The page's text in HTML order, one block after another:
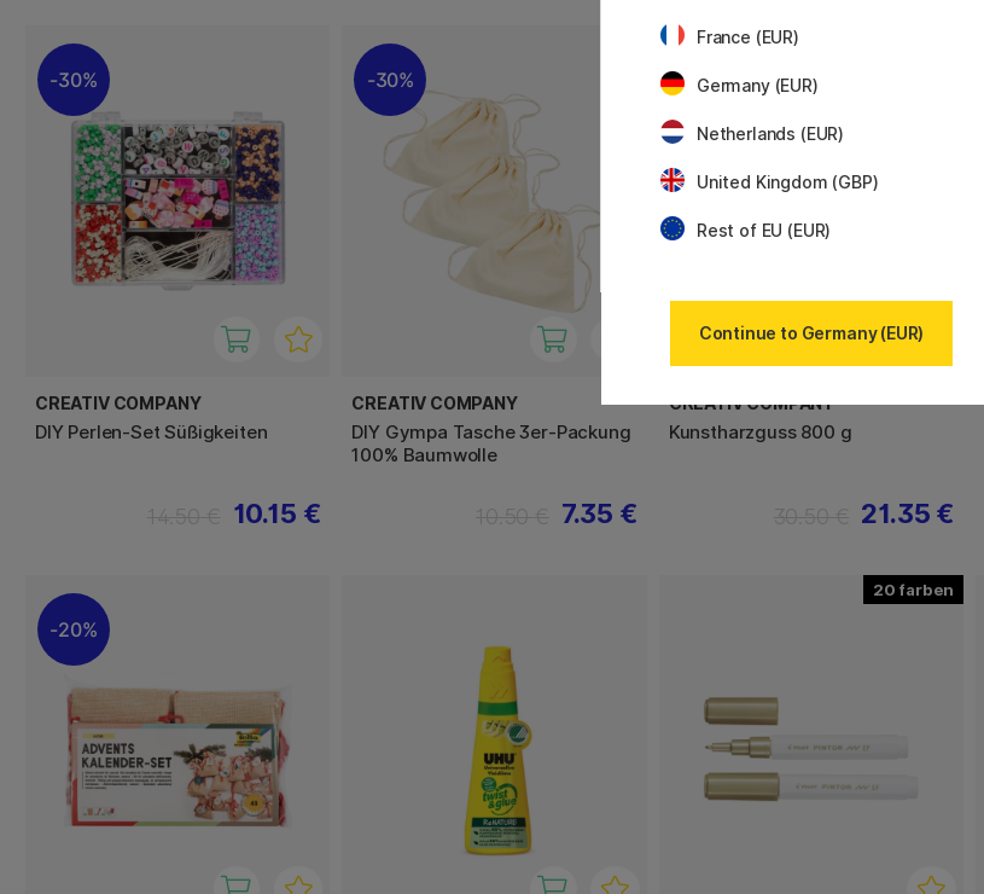
30%
CREATIV COMPANY
DIY Perlen-Set Süßigkeiten
10.15 €
30%
CREATIV COMPANY
DIY Gympa Tasche 3er-Packung
100% Baumwolle
7.35 €
30%
CREATIV COMPANY
Kunstharzguss 800 g
21.35 €
20%
20
France (EUR)
Germany (EUR)
Netherlands (EUR)
United Kingdom (GBP)
Rest of EU (EUR)
Continue to Germany (EUR)